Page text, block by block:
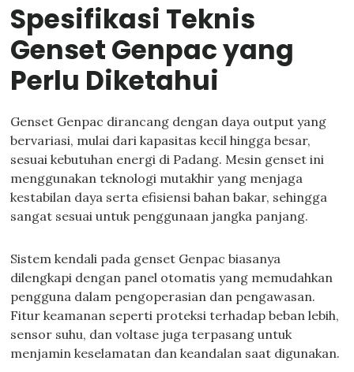
Spesifikasi Teknis
Genset Genpac yang
Perlu Diketahui
Genset Genpac dirancang dengan daya output yang
bervariasi, mulai dari kapasitas kecil hingga besar,
sesuai kebutuhan energi di Padang. Mesin genset ini
menggunakan teknologi mutakhir yang menjaga
kestabilan daya serta efisiensi bahan bakar, sehingga
sangat sesuai untuk penggunaan jangka panjang.
Sistem kendali pada genset Genpac biasanya
dilengkapi dengan panel otomatis yang memudahkan
pengguna dalam pengoperasian dan pengawasan.
Fitur keamanan seperti proteksi terhadap beban lebih,
sensor suhu, dan voltase juga terpasang untuk
menjamin keselamatan dan keandalan saat digunakan.